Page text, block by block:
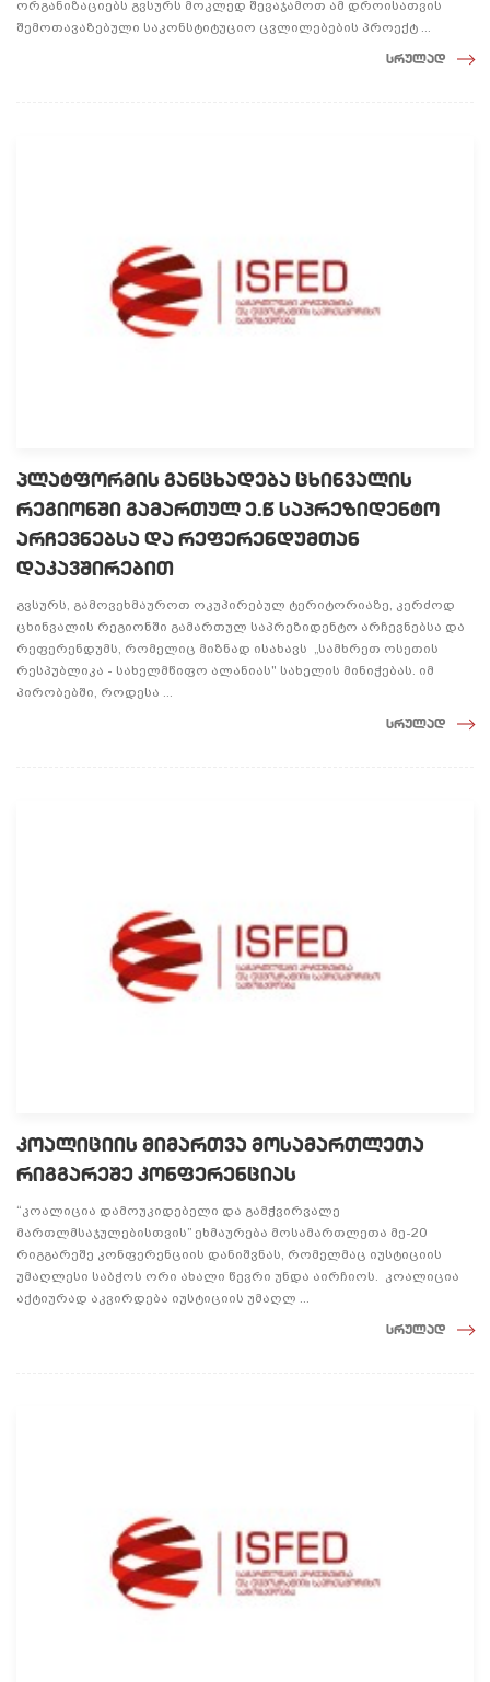
ორგანიზაციებს გვსურს მოკლედ შევაჯამოთ ამ დროისათვის
შემოთავაზებული საკონსტიტუციო ცვლილებების პროექტ ...
სრულად
პლატფორმის განცხადება ცხინვალის
რეგიონში გამართულ ე.წ საპრეზიდენტო
არჩევნებსა და რეფერენდუმთან
დაკავშირებით
გვსურს, გამოვეხმაუროთ ოკუპირებულ ტერიტორიაზე, კერძოდ
ცხინვალის რეგიონში გამართულ საპრეზიდენტო არჩევნებსა და
რეფერენდუმს, რომელიც მიზნად ისახავს „სამხრეთ ოსეთის
რესპუბლიკა - სახელმწიფო ალანიას" სახელის მინიჭებას. იმ
პირობებში, როდესა ...
სრულად
კოალიციის მიმართვა მოსამართლეთა
რიგგარეშე კონფერენციას
“კოალიცია დამოუკიდებელი და გამჭვირვალე
მართლმსაჯულებისთვის” ეხმაურება მოსამართლეთა მე-20
რიგგარეშე კონფერენციის დანიშვნას, რომელმაც იუსტიციის
უმაღლესი საბჭოს ორი ახალი წევრი უნდა აირჩიოს. კოალიცია
აქტიურად აკვირდება იუსტიციის უმაღლ ...
სრულად